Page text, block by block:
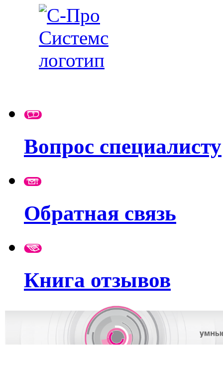
Вопрос специалисту
Обратная связь
Книга отзывов